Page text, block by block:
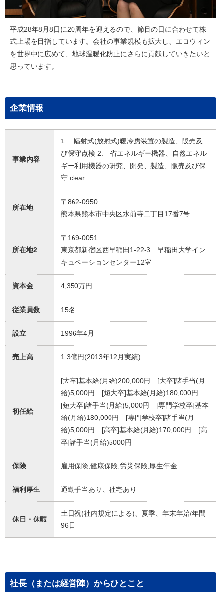
平成28年8月8日に20周年を迎えるので、節目の日に合わせて株
式上場を目指しています。会社の事業規模も拡大し、エコウィン
を世界中に広めて、地球温暖化防止にさらに貢献していきたいと
思っています。
企業情報
事業内容
1. 輻射式(放射式)暖冷房装置の製造、販売及
び保守点検 2. 省エネルギー機器、自然エネル
ギー利用機器の研究、開発、製造、販売及び保
守 clear
所在地
〒862-0950
熊本県熊本市中央区水前寺二丁目17番7号
所在地2
〒169-0051
東京都新宿区西早稲田1-22-3 早稲田大学イン
キュベーションセンター12室
資本金 4,350万円
従業員数 15名
設立 1996年4月
売上高 1.3億円(2013年12月実績)
初任給
[大卒]基本給(月給)200,000円 [大卒]諸手当(月
給)5,000円 [短大卒]基本給(月給)180,000円
[短大卒]諸手当(月給)5,000円 [専門学校卒]基本
給(月給)180,000円 [専門学校卒]諸手当(月
給)5,000円 [高卒]基本給(月給)170,000円 [高
卒]諸手当(月給)5000円
保険 雇用保険,健康保険,労災保険,厚生年金
福利厚生 通勤手当あり、社宅あり
休日・休暇
土日祝(社内規定による)、夏季、年末年始/年間
96日
社長（または経営陣）からひとこと